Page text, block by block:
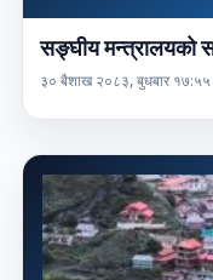
सङ्घीय मन्त्रालयको
३० बैशाख २०८३, बुधबार १७:५५